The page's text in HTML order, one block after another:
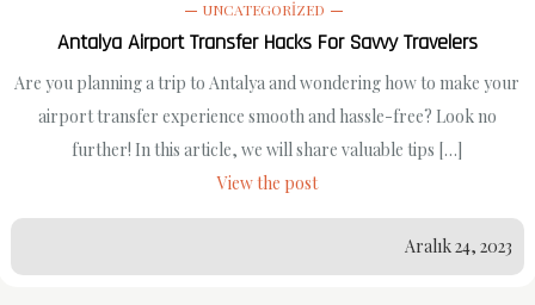
UNCATEGORIZED
Antalya Airport Transfer Hacks For Savvy Travelers
Are you planning a trip to Antalya and wondering how to make your
airport transfer experience smooth and hassle-free? Look no
further! In this article, we will share valuable tips […]
View the post
Aralık 24, 2023